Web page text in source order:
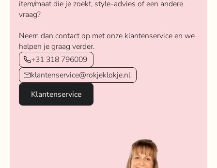
item/maat die je zoekt, style-advies of een andere
vraag?
Neem dan contact op met onze klantenservice en we
helpen je graag verder.
+31 318 796009
klantenservice@rokjeklokje.nl
Klantenservice